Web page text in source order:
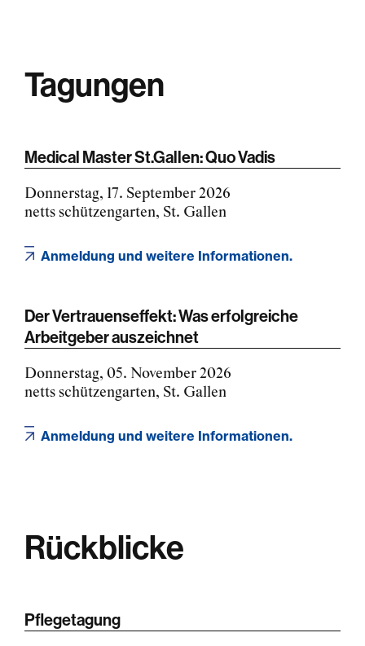
Tagungen
Medical Master St.Gallen: Quo Vadis
Donnerstag, 17. September 2026
netts schützengarten, St. Gallen
Anmeldung und weitere Informationen.
Der Vertrauenseffekt: Was erfolgreiche
Arbeitgeber auszeichnet
Donnerstag, 05. November 2026
netts schützengarten, St. Gallen
Anmeldung und weitere Informationen.
Rückblicke
Pflegetagung